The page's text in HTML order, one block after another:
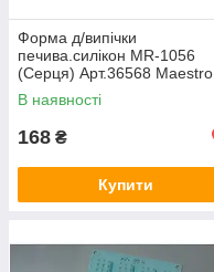
Форма д/випічки
печива.силікон MR-1056
(Серця) Арт.36568 Maestro
В наявності
168 ₴
Купити